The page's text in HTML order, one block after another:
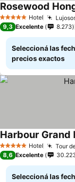
5 Estrellas Hotel
Rosewood
9,3 Excelente 8.273
Seleccioná las
precios exactos
5 Estrellas Hotel Tour
Harbour Grand
8,6 Excelente
Seleccioná las